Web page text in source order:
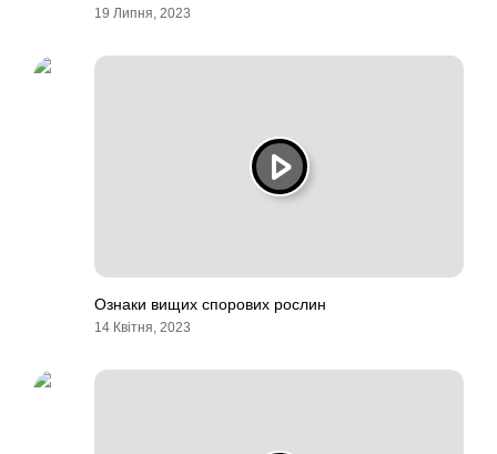
19 Липня, 2023
Ознаки вищих спорових рослин
14 Квітня, 2023